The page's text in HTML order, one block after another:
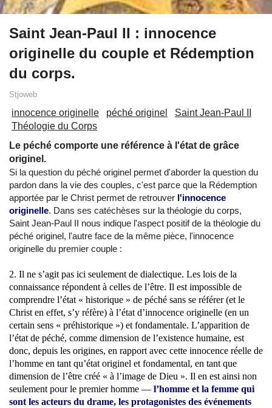
Saint Jean-Paul II : innocence
originelle du couple et Rédemption
du corps.
Stjoweb
innocence originelle péché originel
Saint Jean-Paul II
Théologie du Corps
Le péché comporte une référence à l'état de grâce
originel.
Si la question du péché originel permet d'aborder la question du
pardon dans la vie des couples, c'est parce que la Rédemption
apportée par le Christ permet de retrouver l'innocence
originelle. Dans ses catéchèses sur la théologie du corps,
Saint Jean-Paul II nous indique l'aspect positif de la théologie du
péché originel, l'autre face de la même pièce, l'innocence
originelle du premier couple :
2. Il ne s’agit pas ici seulement de dialectique. Les lois de la
connaissance répondent à celles de l’être. Il est impossible de
comprendre l’état « historique » de péché sans se référer (et le
Christ en effet, s’y réfère) à l’état d’innocence originelle (en un
certain sens « préhistorique ») et fondamentale. L’apparition de
l’état de péché, comme dimension de l’existence humaine, est
donc, depuis les origines, en rapport avec cette innocence réelle de
l’homme en tant qu’état originel et fondamental, en tant que
dimension de l’être créé « à l’image de Dieu ». Il en est ainsi non
seulement pour le premier homme — l’homme et la femme qui
sont les acteurs du drame, les protagonistes des événements